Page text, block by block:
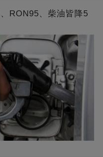
RON95、柴油皆降5